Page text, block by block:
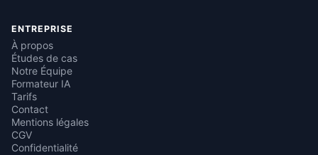
ENTREPRISE
À propos
Études de cas
Notre Équipe
Formateur IA
Tarifs
Contact
Mentions légales
CGV
Confidentialité